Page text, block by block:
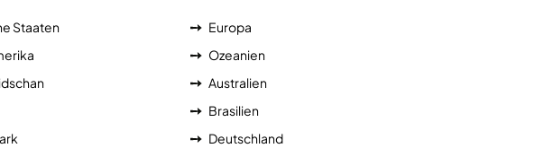
Staaten
Europa
Ozeanien
Australien
Brasilien
Deutschland